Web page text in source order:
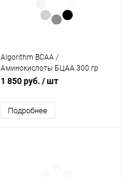
Algorithm BCAA /
Аминокислоты БЦАА 300 гр
1 850 руб. / шт
Подробнее